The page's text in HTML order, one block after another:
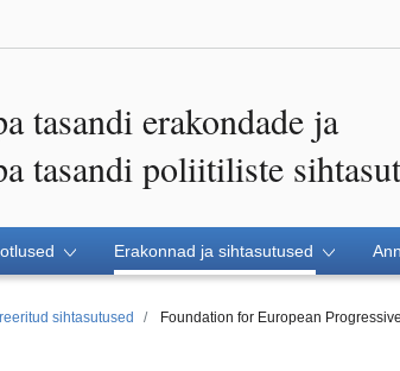
tasandi erakondade ja
tasandi poliitiliste
Erakonnad ja sihtasutused
sihtasutused Foundation for European